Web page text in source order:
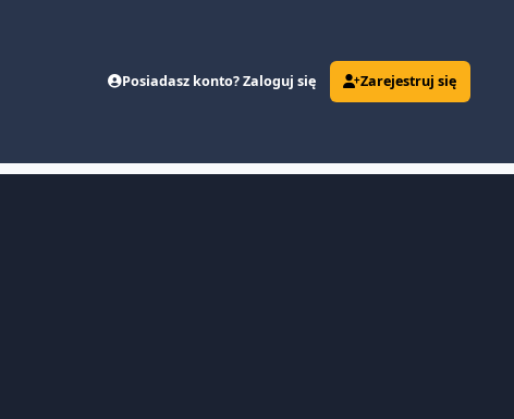
Posiadasz konto? Zaloguj się Zarejestruj się